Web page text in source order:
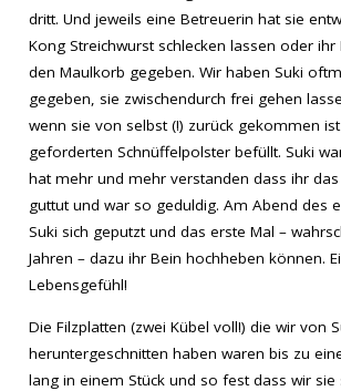
dritt. Und jeweils eine Betreuerin hat sie
Kong Streichwurst schlecken lassen oder ihr
den Maulkorb gegeben. Wir haben Suki
gegeben, sie zwischendurch frei gehen
wenn sie von selbst (!) zurück gekommen
geforderten Schnüffelpolster befüllt. Suki
hat mehr und mehr verstanden dass ihr
guttut und war so geduldig. Am Abend des
Suki sich geputzt und das erste Mal –
Jahren – dazu ihr Bein hochheben können.
Lebensgefühl!
Die Filzplatten (zwei Kübel voll!) die wir von
heruntergeschnitten haben waren bis zu
lang in einem Stück und so fest dass wir sie